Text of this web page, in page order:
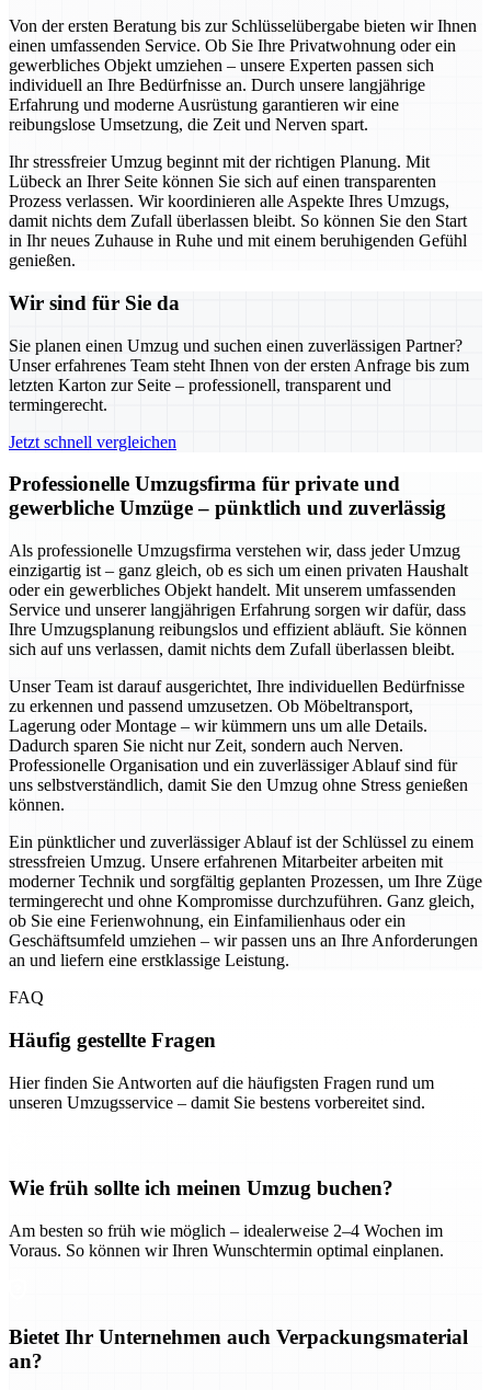
Von der ersten Beratung bis zur Schlüsselübergabe bieten wir Ihnen
einen umfassenden Service. Ob Sie Ihre Privatwohnung oder ein
gewerbliches Objekt umziehen – unsere Experten passen sich
individuell an Ihre Bedürfnisse an. Durch unsere langjährige
Erfahrung und moderne Ausrüstung garantieren wir eine
reibungslose Umsetzung, die Zeit und Nerven spart.
Ihr stressfreier Umzug beginnt mit der richtigen Planung. Mit
Lübeck an Ihrer Seite können Sie sich auf einen transparenten
Prozess verlassen. Wir koordinieren alle Aspekte Ihres Umzugs,
damit nichts dem Zufall überlassen bleibt. So können Sie den Start
in Ihr neues Zuhause in Ruhe und mit einem beruhigenden Gefühl
genießen.
Wir sind für Sie da
Sie planen einen Umzug und suchen einen zuverlässigen Partner?
Unser erfahrenes Team steht Ihnen von der ersten Anfrage bis zum
letzten Karton zur Seite – professionell, transparent und
termingerecht.
Jetzt schnell vergleichen
Professionelle Umzugsfirma für private und
gewerbliche Umzüge – pünktlich und zuverlässig
Als professionelle Umzugsfirma verstehen wir, dass jeder Umzug
einzigartig ist – ganz gleich, ob es sich um einen privaten Haushalt
oder ein gewerbliches Objekt handelt. Mit unserem umfassenden
Service und unserer langjährigen Erfahrung sorgen wir dafür, dass
Ihre Umzugsplanung reibungslos und effizient abläuft. Sie können
sich auf uns verlassen, damit nichts dem Zufall überlassen bleibt.
Unser Team ist darauf ausgerichtet, Ihre individuellen Bedürfnisse
zu erkennen und passend umzusetzen. Ob Möbeltransport,
Lagerung oder Montage – wir kümmern uns um alle Details.
Dadurch sparen Sie nicht nur Zeit, sondern auch Nerven.
Professionelle Organisation und ein zuverlässiger Ablauf sind für
uns selbstverständlich, damit Sie den Umzug ohne Stress genießen
können.
Ein pünktlicher und zuverlässiger Ablauf ist der Schlüssel zu einem
stressfreien Umzug. Unsere erfahrenen Mitarbeiter arbeiten mit
moderner Technik und sorgfältig geplanten Prozessen, um Ihre Züge
termingerecht und ohne Kompromisse durchzuführen. Ganz gleich,
ob Sie eine Ferienwohnung, ein Einfamilienhaus oder ein
Geschäftsumfeld umziehen – wir passen uns an Ihre Anforderungen
an und liefern eine erstklassige Leistung.
FAQ
Häufig gestellte Fragen
Hier finden Sie Antworten auf die häufigsten Fragen rund um
unseren Umzugsservice – damit Sie bestens vorbereitet sind.
Wie früh sollte ich meinen Umzug buchen?
Am besten so früh wie möglich – idealerweise 2–4 Wochen im
Voraus. So können wir Ihren Wunschtermin optimal einplanen.
Bietet Ihr Unternehmen auch Verpackungsmaterial
an?